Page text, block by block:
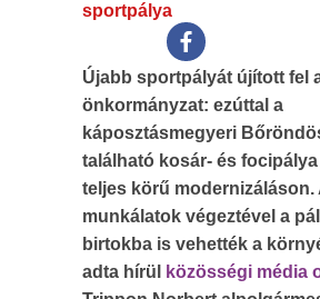
sportpálya
Újabb sportpályát újított fel
önkormányzat: ezúttal a
káposztásmegyeri
található kosár- és
teljes körű modernizáláson.
munkálatok végeztével a
birtokba is vehették a
adta hírül
közösségi média